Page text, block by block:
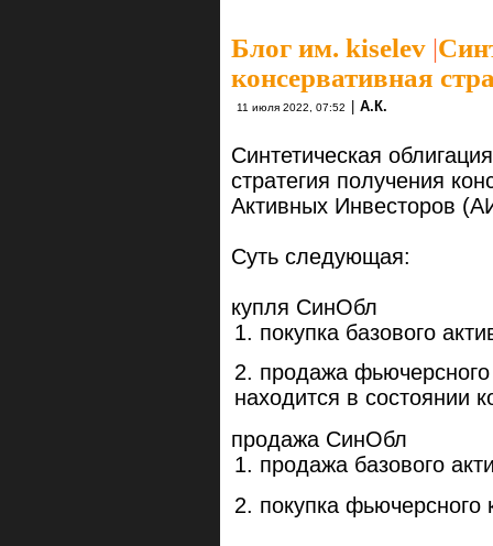
Блог им. kiselev |
консервативная
11 июля 2022, 07:52 А.К.
Синтетическая
стратегия получения
Активных Инвесторов
Суть следующая:
купля СинОбл
покупка базового
продажа фьючерсного
находится в состоянии
продажа СинОбл
продажа базового
покупка фьючерсного